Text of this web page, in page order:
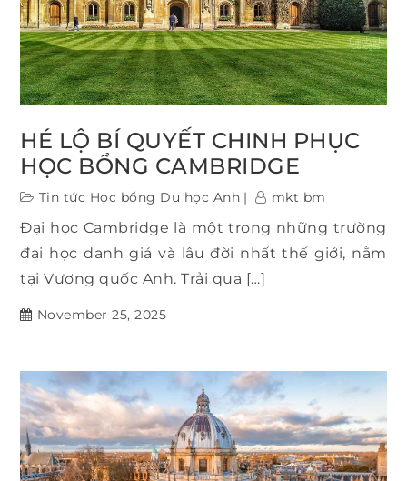
HÉ LỘ BÍ QUYẾT CHINH PHỤC
HỌC BỔNG CAMBRIDGE
Tin tức Học bổng Du học Anh mkt bm
Đại học Cambridge là một trong những trường
đại học danh giá và lâu đời nhất thế giới, nằm
tại Vương quốc Anh. Trải qua […]
November 25, 2025